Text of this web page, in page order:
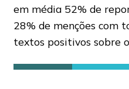
em média 52% de
28% de menções com
textos positivos sobre